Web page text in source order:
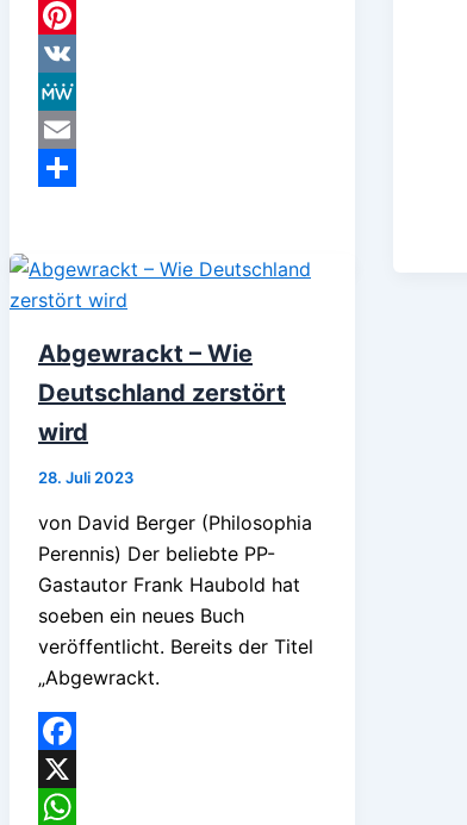
Threads
Pinterest
VK
MeWe
Email
Abgewrackt – Wie
Deutschland zerstört
wird
28. Juli 2023
von David Berger (Philosophia
Perennis) Der beliebte PP-
Gastautor Frank Haubold hat
soeben ein neues Buch
veröffentlicht. Bereits der Titel
„Abgewrackt.
Facebook
X